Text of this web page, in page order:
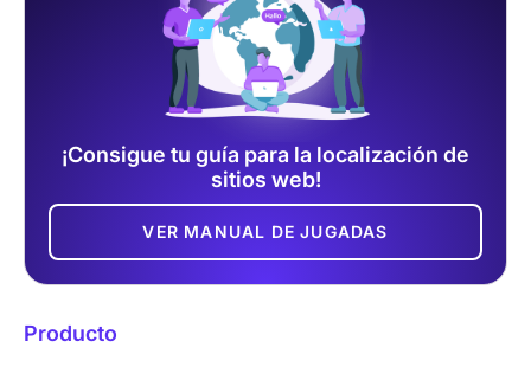
¡Consigue tu guía para la localización de
sitios web!
VER MANUAL DE JUGADAS
Producto